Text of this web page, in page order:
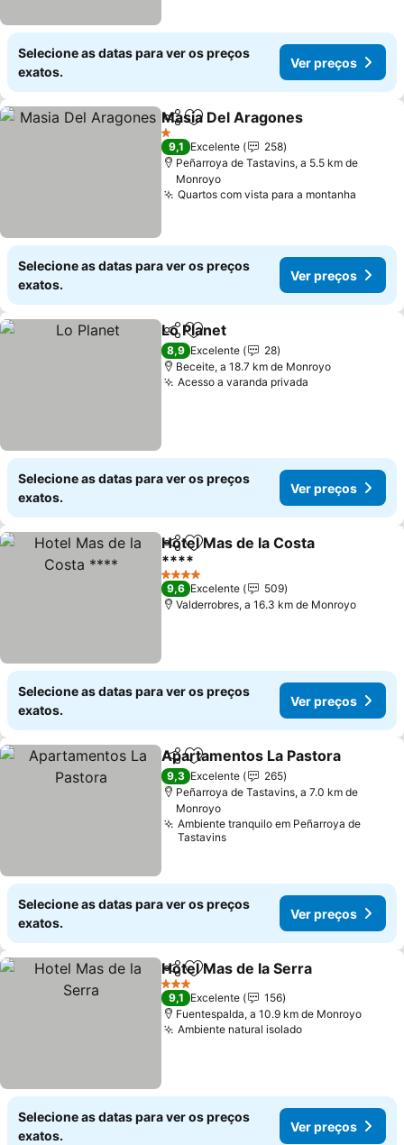
Selecione as datas para ver os preços
exatos.
Ver preços
PartilharAdicionar aos favoritos
Masia Del Aragones
1 Estrelas
9,1 Excelente
258
Peñarroya de Tastavins, a 5.5 km de
Monroyo
Quartos com vista para a montanha
Selecione as datas para ver os preços
exatos.
Ver preços
PartilharAdicionar aos favoritos
Lo Planet
8,9 Excelente
28
Beceite, a 18.7 km de Monroyo
Acesso a varanda privada
Selecione as datas para ver os preços
exatos.
Ver preços
PartilharAdicionar aos favoritos
Hotel Mas de la Costa
****
Ver preços
4 Estrelas
9,6 Excelente
509
Valderrobres, a 16.3 km de Monroyo
Selecione as datas para ver os preços
exatos.
Ver preços
PartilharAdicionar aos favoritos
Apartamentos La Pastora
9,3 Excelente
265
Peñarroya de Tastavins, a 7.0 km de
Monroyo
Ambiente tranquilo em Peñarroya de
Tastavins
Selecione as datas para ver os preços
exatos.
Ver preços
PartilharAdicionar aos favoritos
Hotel Mas de la Serra
3 Estrelas
9,1 Excelente
156
Fuentespalda, a 10.9 km de Monroyo
Ambiente natural isoladoVer preços
Selecione as datas para ver os preços
exatos.
Ver preços